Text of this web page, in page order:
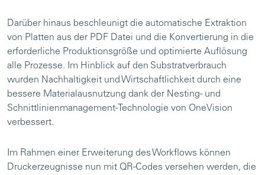
Darüber hinaus beschleunigt die automatische Extraktion
von Platten aus der PDF Datei und die Konvertierung in die
erforderliche Produktionsgröße und optimierte Auflösung
alle Prozesse. Im Hinblick auf den Substratverbrauch
wurden Nachhaltigkeit und Wirtschaftlichkeit durch eine
bessere Materialausnutzung dank der Nesting- und
Schnittlinienmanagement-Technologie von OneVision
verbessert.
Im Rahmen einer Erweiterung des Workflows können
Druckerzeugnisse nun mit QR-Codes versehen werden, die